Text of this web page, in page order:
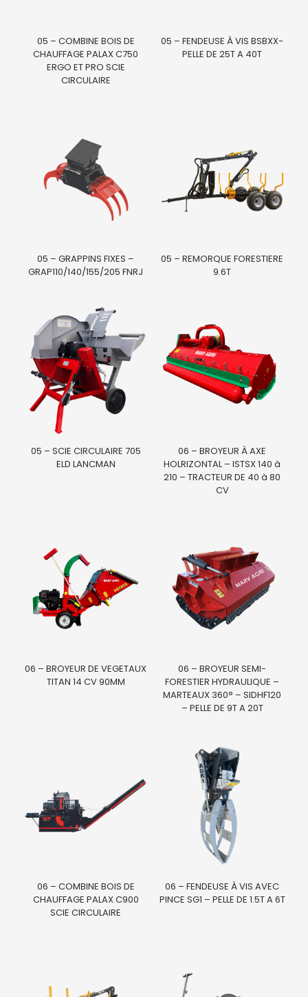
05 – COMBINE BOIS DE
CHAUFFAGE PALAX C750
ERGO ET PRO SCIE
CIRCULAIRE
05 – FENDEUSE À VIS BSBXX-
PELLE DE 25T A 40T
05 – GRAPPINS FIXES –
GRAP110/140/155/205 FNRJ
05 – REMORQUE FORESTIERE
9.6T
05 – SCIE CIRCULAIRE 705
ELD LANCMAN
06 – BROYEUR À AXE
HOLRIZONTAL – ISTSX 140 à
210 – TRACTEUR DE 40 à 80
CV
06 – BROYEUR DE VEGETAUX
TITAN 14 CV 90MM
06 – BROYEUR SEMI-
FORESTIER HYDRAULIQUE –
MARTEAUX 360° – SIDHF120
– PELLE DE 9T A 20T
06 – COMBINE BOIS DE
CHAUFFAGE PALAX C900
SCIE CIRCULAIRE
06 – FENDEUSE À VIS AVEC
PINCE SG1 – PELLE DE 1.5T A 6T